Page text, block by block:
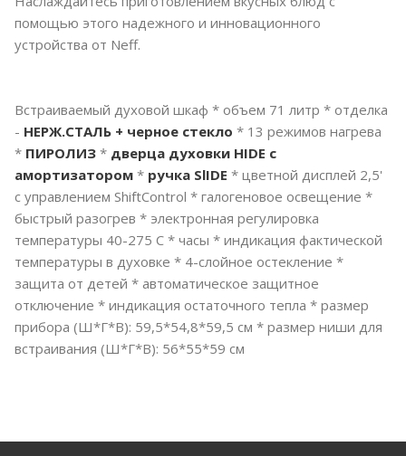
помощью этого надежного и инновационного
устройства от Neff.
Встраиваемый духовой шкаф * объем 71 литр * отделка
- НЕРЖ.СТАЛЬ + черное стекло * 13 режимов нагрева
* ПИРОЛИЗ * дверца духовки HIDE с
амортизатором * ручка SlIDE * цветной дисплей 2,5'
с управлением ShiftControl * галогеновое освещение *
быстрый разогрев * электронная регулировка
температуры 40-275 С * часы * индикация фактической
температуры в духовке * 4-слойное остекление *
защита от детей * автоматическое защитное
отключение * индикация остаточного тепла * размер
прибора (Ш*Г*В): 59,5*54,8*59,5 см * размер ниши для
встраивания (Ш*Г*В): 56*55*59 см